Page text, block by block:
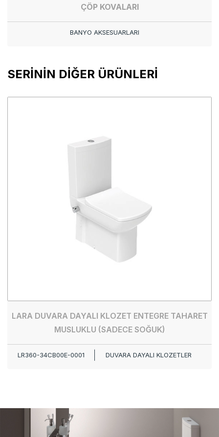
ÇÖP KOVALARI
BANYO AKSESUARLARI
SERİNİN DİĞER ÜRÜNLERİ
LARA DUVARA DAYALI KLOZET ENTEGRE TAHARET
MUSLUKLU (SADECE SOĞUK)
LR360-34CB00E-0001 DUVARA DAYALI KLOZETLER